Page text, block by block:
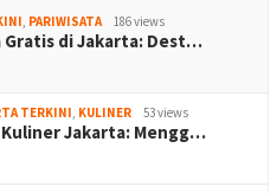
, PARIWISATA 186 views
Gratis di Jakarta: Dest…
TERKINI, KULINER 53 views
Kuliner Jakarta: Mengg…